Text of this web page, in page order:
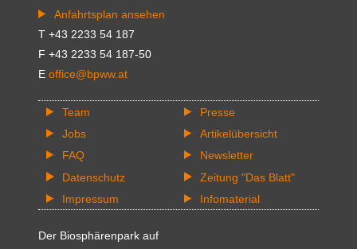
Anfahrtsplan ansehen
T +43 2233 54 187
F +43 2233 54 187-50
E office@bpww.at
Team
Jobs
FAQ
Datenschutz
Impressum
Presse
Artikelübersicht
Newsletter
Zeitung "Das Blatt"
Infomaterial
Der Biosphärenpark auf